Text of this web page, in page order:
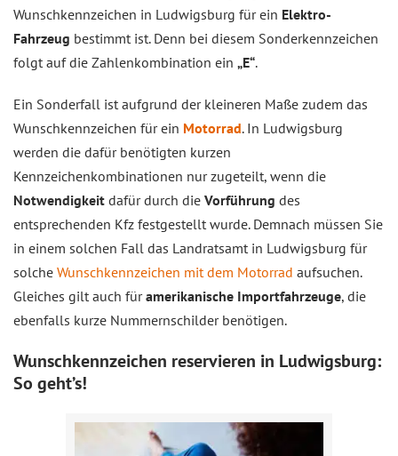
Wunschkennzeichen in Ludwigsburg für ein Elektro-
Fahrzeug bestimmt ist. Denn bei diesem Sonderkennzeichen
folgt auf die Zahlenkombination ein „E“.
Ein Sonderfall ist aufgrund der kleineren Maße zudem das
Wunschkennzeichen für ein Motorrad. In Ludwigsburg
werden die dafür benötigten kurzen
Kennzeichenkombinationen nur zugeteilt, wenn die
Notwendigkeit dafür durch die Vorführung des
entsprechenden Kfz festgestellt wurde. Demnach müssen Sie
in einem solchen Fall das Landratsamt in Ludwigsburg für
solche Wunschkennzeichen mit dem Motorrad aufsuchen.
Gleiches gilt auch füramerikanische Importfahrzeuge, die
ebenfalls kurze Nummernschilder benötigen.
Wunschkennzeichen reservieren in Ludwigsburg:
So geht’s!